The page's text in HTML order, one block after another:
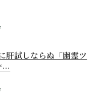
肝試しならぬ「幽霊ツ